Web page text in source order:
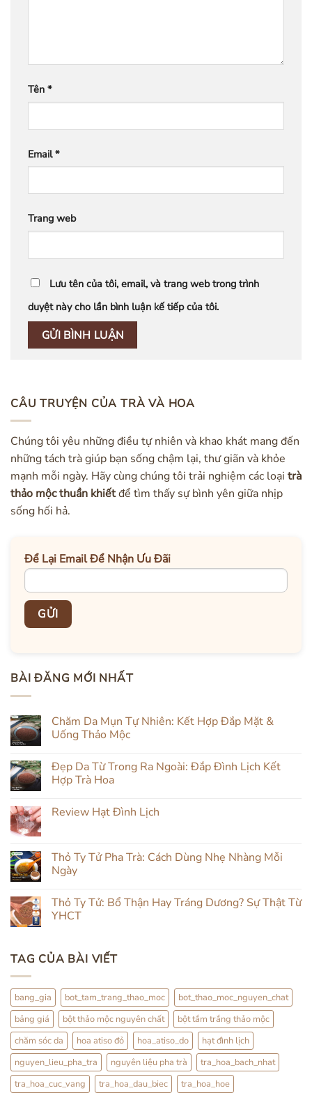
Tên *
Email*
Trang web
Lưu tên của tôi, email, và trang web trong trình
duyệt này cho lần bình luận kế tiếp của tôi.
CÂU TRUYỆN CỦA TRÀ VÀ HOA
Chúng tôi yêu những điều tự nhiên và khao khát mang đến
những tách trà giúp bạn sống chậm lại, thư giãn và khỏe
mạnh mỗi ngày. Hãy cùng chúng tôi trải nghiệm các loại trà
thảo mộc thuần khiếtđể tìm thấy sự bình yên giữa nhịp
sống hối hả.
Để Lại Email Để Nhận Ưu Đãi
BÀI ĐĂNG MỚI NHẤT
Chăm Da Mụn Tự Nhiên: Kết Hợp Đắp Mặt &
Uống Thảo Mộc
bình
luận
ở
Mụn
Đắp
Mặt
&
Mộc
Đẹp Da Từ Trong Ra Ngoài: Đắp Đình Lịch Kết
Hợp Trà Hoa
bình
Trong
Ra
Đình
Lịch
Kết
Review Hạt Đình Lịch
luận
Review
Lịch
Thỏ Ty Tử Pha Trà: Cách Dùng Nhẹ Nhàng Mỗi
Ngày
bình
luận
Pha
Trà:
Nhẹ
Nhàng
Mỗi
Ngày
Thỏ Ty Tử: Bổ Thận Hay Tráng Dương? Sự Thật Từ
YHCT
luận
ở
Tử:
Bổ
Thận
Hay
Tráng
Dương?
Sự
Thật
Từ
YHCT
TAG CỦA BÀI VIẾT
bang_gia bot_tam_trang_thao_moc
bot_thao_moc_nguyen_chat
bảng giá
bột thảo mộc nguyên chất
bột tắm trắng thảo mộc
chăm sóc da
hoa atiso đỏ hoa_atiso_do
hạt đình lịch
nguyen_lieu_pha_tra
nguyên liệu pha trà
tra_hoa_bach_nhat
tra_hoa_cuc_vang
tra_hoa_dau_biec
tra_hoa_hoe